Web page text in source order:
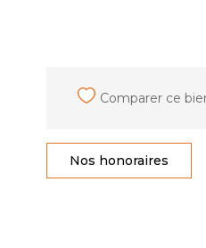
Comparer ce
Nos honoraires